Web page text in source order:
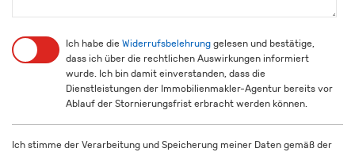
Ich habe die Widerrufsbelehrung gelesen und bestätige,
dass ich über die rechtlichen Auswirkungen informiert
wurde. Ich bin damit einverstanden, dass die
Dienstleistungen der Immobilienmakler-Agentur bereits vor
Ablauf der Stornierungsfrist erbracht werden können.
Ich stimme der Verarbeitung und Speicherung meiner Daten gemäß der